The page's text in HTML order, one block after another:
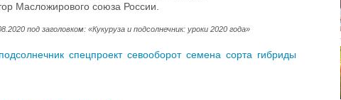
Масложирового союза России.
под заголовком: «Кукуруза и подсолнечник: уроки 2020 года»
подсолнечник спецпроект севооборот семена сорта гибриды